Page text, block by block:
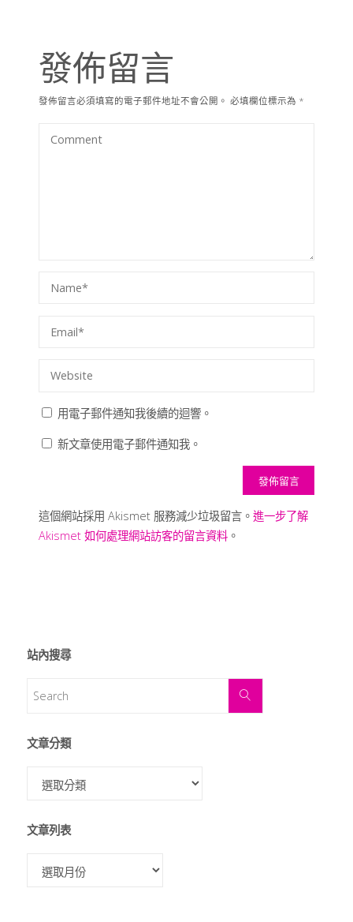
發佈留言
發佈留言必須填寫的電子郵件地址不會公開。 必填欄位標示為 *
用電子郵件通知我後續的迴響。
新文章使用電子郵件通知我。
這個網站採用 Akismet 服務減少垃圾留言。 進一步了解
Akismet 如何處理網站訪客的留言資料。
站內搜尋
文章分類
文章列表